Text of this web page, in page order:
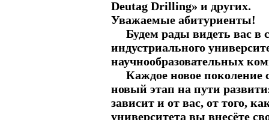
Deutag Drilling» и других.
Уважаемые абитуриенты!
Будем рады видеть вас в
индустриального
научнообразовательных
Каждое новое поколение
новый этап на пути
зависит и от вас, от того,
университета вы внесёте